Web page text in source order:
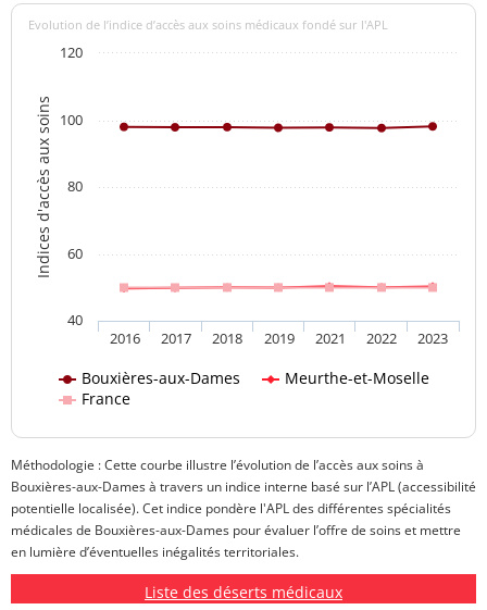
Indices d'accès aux soins
Evolution de l’indice d’accès aux soins médicaux fondé sur l'APL
Bouxières-aux-Dames
Meurthe-et-Moselle
France
2016 2017 2018 2019 2021 2022 2023
40
60
80
100
120
Méthodologie : Cette courbe illustre l’évolution de l’accès aux soins à
Bouxières-aux-Dames à travers un indice interne basé sur l’APL (accessibilité
potentielle localisée). Cet indice pondère l'APL des différentes spécialités
médicales de Bouxières-aux-Dames pour évaluer l’offre de soins et mettre
en lumière d’éventuelles inégalités territoriales.
Liste des déserts médicaux